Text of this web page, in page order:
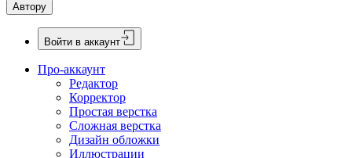
Автору
Войти в аккаунт
Про-аккаунт
Редактор
Корректор
Простая верстка
Сложная верстка
Дизайн обложки
Иллюстрации